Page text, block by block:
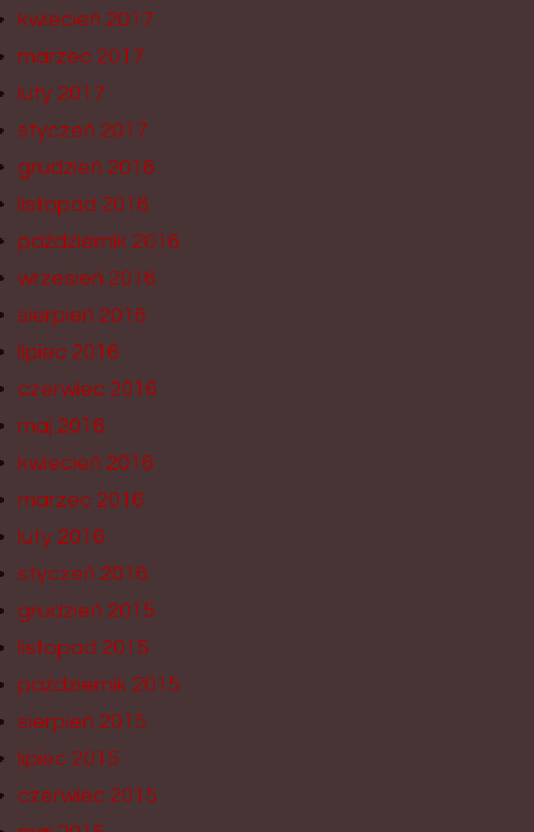
kwiecień 2017
marzec 2017
luty 2017
styczeń 2017
grudzień 2016
listopad 2016
październik 2016
wrzesień 2016
sierpień 2016
lipiec 2016
czerwiec 2016
maj 2016
kwiecień 2016
marzec 2016
luty 2016
styczeń 2016
grudzień 2015
listopad 2015
październik 2015
sierpień 2015
lipiec 2015
czerwiec 2015